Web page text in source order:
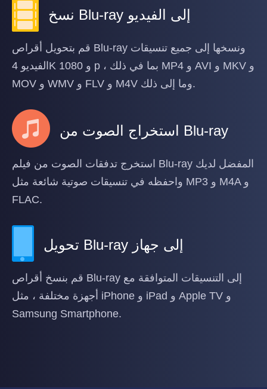
نسخ Blu-ray إلى الفيديو
قم بتحويل أقراص Blu-ray ونسخها إلى جميع تنسيقات
الفيديو 4K و 1080 p ، بما في ذلك MP4 و AVI و MKV و
MOV و WMV و FLV و M4V وما إلى ذلك.
استخراج الصوت من Blu-ray
استخرج تدفقات الصوت من فيلم Blu-ray المفضل لديك
واحفظه في تنسيقات صوتية شائعة مثل MP3 و M4A و
FLAC.
تحويل Blu-ray إلى جهاز
قم بنسخ أقراص Blu-ray إلى التنسيقات المتوافقة مع
أجهزة مختلفة ، مثل iPhone و iPad و Apple TV و
Samsung Smartphone.